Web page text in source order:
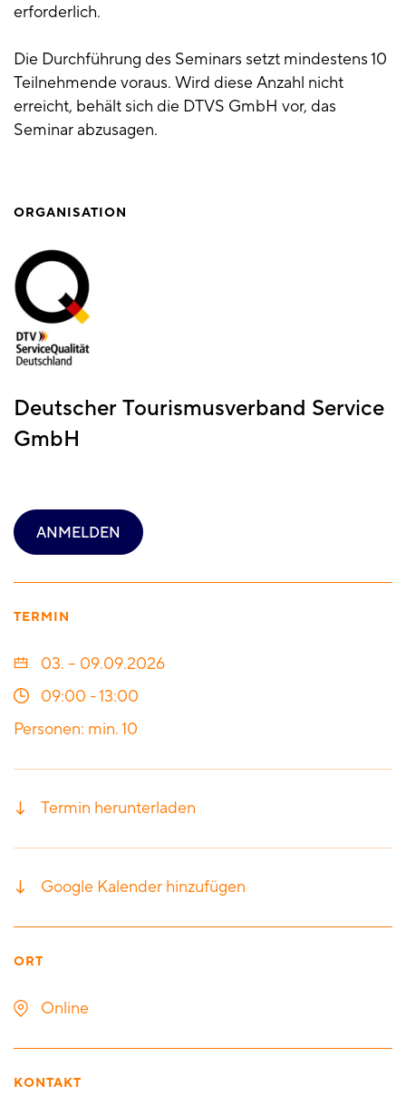
erforderlich.
Die Durchführung des Seminars setzt mindestens 10
Teilnehmende voraus. Wird diese Anzahl nicht
erreicht, behält sich die DTVS GmbH vor, das
Seminar abzusagen.
ORGANISATION
Deutscher Tourismusverband Service
GmbH
ANMELDEN
TERMIN
03. – 09.09.2026
09:00 -13:00
Personen: min. 10
Termin herunterladen
Google Kalender hinzufügen
ORT
Online
KONTAKT